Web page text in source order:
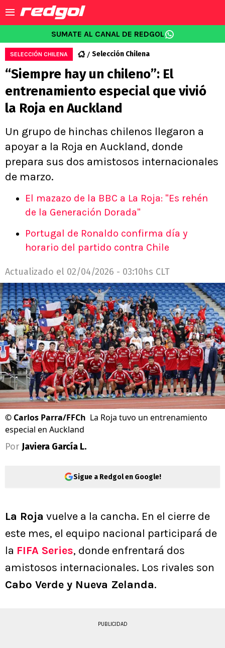
SUMATE AL CANAL DE REDGOL
SELECCIÓN CHILENA Selección Chilena
“Siempre hay un chileno”: El
entrenamiento especial que vivió
la Roja en Auckland
Un grupo de hinchas chilenos llegaron a
apoyar a la Roja en Auckland, donde
prepara sus dos amistosos internacionales
de marzo.
El mazazo de la BBC a La Roja: "Es rehén
de la Generación Dorada"
Portugal de Ronaldo confirma día y
horario del partido contra Chile
Actualizado el 02/04/2026 - 03:10hs CLT
© Carlos Parra/FFCh La Roja tuvo un entrenamiento
especial en Auckland
Por Javiera García L.
Sigue a Redgol en Google!
La Roja vuelve a la cancha. En el cierre de
este mes, el equipo nacional participará de
la FIFA Series, donde enfrentará dos
amistosos internacionales. Los rivales son
Cabo Verde y Nueva Zelanda.
PUBLICIDAD